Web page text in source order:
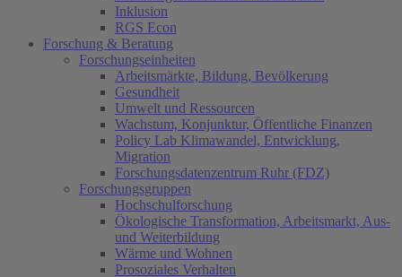
Inklusion
RGS Econ
Forschung & Beratung
Forschungseinheiten
Arbeitsmärkte, Bildung, Bevölkerung
Gesundheit
Umwelt und Ressourcen
Wachstum, Konjunktur, Öffentliche Finanzen
Policy Lab Klimawandel, Entwicklung,
Migration
Forschungsdatenzentrum Ruhr (FDZ)
Forschungsgruppen
Hochschulforschung
Ökologische Transformation, Arbeitsmarkt, Aus-
und Weiterbildung
Wärme und Wohnen
Prosoziales Verhalten